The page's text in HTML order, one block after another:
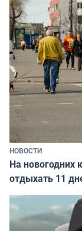
НОВОСТИ
На новогодних
отдыхать 11